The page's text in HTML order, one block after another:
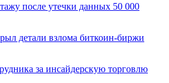
после утечки данных 50 000
детали взлома биткоин-биржи
за инсайдерскую торговлю